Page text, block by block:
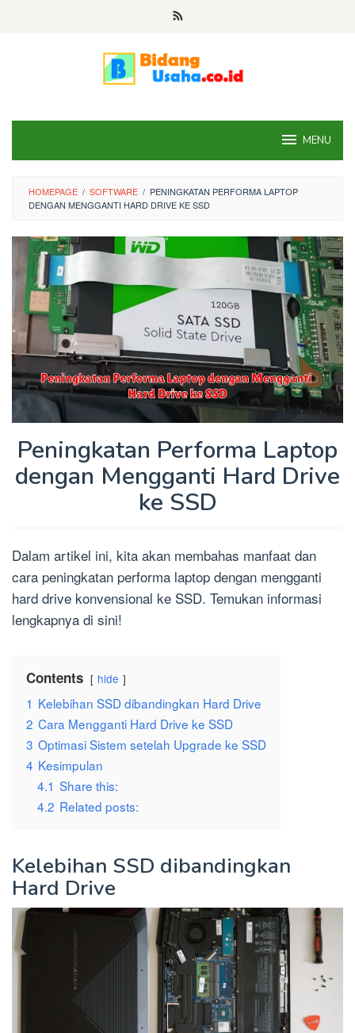
MENU
HOMEPAGE / SOFTWARE / PENINGKATAN PERFORMA LAPTOP
DENGAN MENGGANTI HARD DRIVE KE SSD
Peningkatan Performa Laptop
dengan Mengganti Hard Drive
ke SSD
Dalam artikel ini, kita akan membahas manfaat dan
cara peningkatan performa laptop dengan mengganti
hard drive konvensional ke SSD. Temukan informasi
lengkapnya di sini!
Contents hide
1 Kelebihan SSD dibandingkan Hard Drive
2 Cara Mengganti Hard Drive ke SSD
3 Optimasi Sistem setelah Upgrade ke SSD
4 Kesimpulan
4.1 Share this:
4.2 Related posts:
Kelebihan SSD dibandingkan
Hard Drive